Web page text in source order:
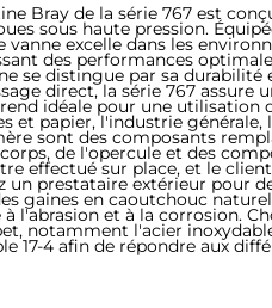
Bray de la série 767 est
sous haute pression.
vanne excelle dans les
des performances
se distingue par sa
direct, la série 767 assure
idéale pour une utilisation
et papier, l'industrie
sont des composants
de l'opercule et des
effectué sur place, et le
un prestataire extérieur pour
gaines en caoutchouc
l'abrasion et à la corrosion.
notamment l'acier
17-4 afin de répondre aux